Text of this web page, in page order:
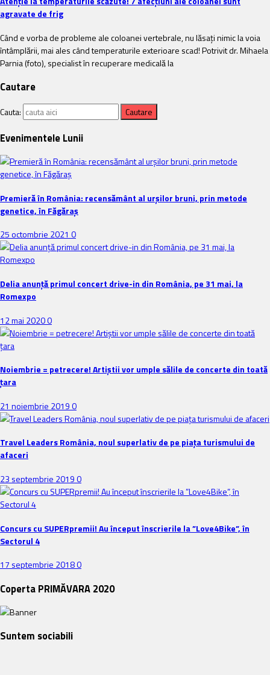
agravate de frig
Când e vorba de probleme ale coloanei vertebrale, nu lăsați nimic la voia
întâmplării, mai ales când temperaturile exterioare scad! Potrivit dr. Mihaela
Parnia (foto), specialist în recuperare medicală la
Cautare
Cauta:
Evenimentele Lunii
Premieră în România: recensământ al urșilor bruni, prin metode
genetice, în Făgăraș
25 octombrie 2021 0
Delia anunţă primul concert drive-in din România, pe 31 mai, la
Romexpo
12 mai 20200
Noiembrie = petrecere! Artiștii vor umple sălile de concerte din toată
țara
21 noiembrie 20190
Travel Leaders România, noul superlativ de pe piața turismului de
afaceri
23 septembrie 20190
Concurs cu SUPERpremii! Au început înscrierile la ”Love4Bike”, în
Sectorul 4
17 septembrie 20180
Coperta PRIMĂVARA 2020
Suntem sociabili